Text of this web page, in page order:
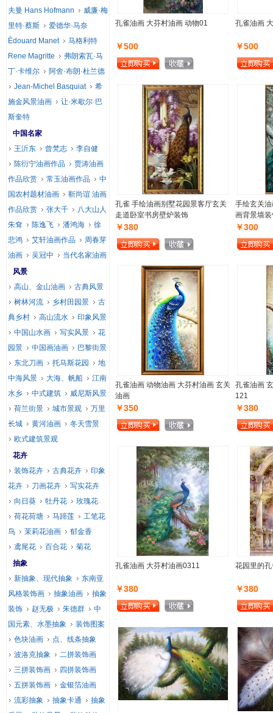
孔雀油画 大芬村油画 动物01
￥500
孔雀油画
￥500
孔雀 手绘油画别墅花园景客厅玄关
走道卧室书房壁炉装饰
￥380
手绘玄关
画背景墙
￥300
孔雀油画 动物油画 大芬村油画 玄关
油画
￥350
孔雀油画
121
￥380
孔雀油画 大芬村油画0311
￥380
花园里的
￥380
夫曼 Hans Hofmann
威廉·梅
里特·蔡斯
爱德华·马奈
Édouard Manet
马格利特
Rene Magritte
弗朗索瓦·马
丁·卡维尔
阿舍·布朗·杜兰德
Jean-Michel Basquiat
希
施金风景油画
让·米歇尔·巴
斯奎特
中国名家
王沂东
曾梵志
李自健
陈衍宁油画作品
贾涛油画
作品欣赏
常玉油画作品
中
国农村题材油画
靳尚谊 油画
作品欣赏
张大千
八大山人
朱耷
陈逸飞 潘鸿海
徐
悲鸿
艾轩油画作品
周春芽
油画
吴冠中
当代名家油画
风景
高山、金山油画
古典风景
树林河流
乡村田园景
古
典乡村
高山流水
印象风景
中国山水画
写实风景
花
园景
中国画油画
巴黎街景
东北刀画
托马斯花园
地
中海风景
大海、帆船
江南
水乡
中式建筑
威尼斯风景
荷兰街景
城市景观
万里
长城
黄河油画
冬天雪景
欧式建筑景观
花卉
装饰花卉
古典花卉
印象
花卉
刀画花卉
写实花卉
向日葵
牡丹花
玫瑰花
荷花荷塘
马蹄莲
工笔花
鸟
茉莉花油画
郁金香
鸢尾花
百合花
菊花
抽象
新抽象、现代抽象
东南亚
风格装饰画
抽象油画
抽象
装饰
赵无极 朱德群
中
国元素、水墨抽象
装饰图案
色块油画
点、线条抽象
波洛克抽象
二拼装饰画
三拼装饰画
四拼装饰画
五拼装饰画
金银箔油画
流彩抽象
抽象卡通
抽象